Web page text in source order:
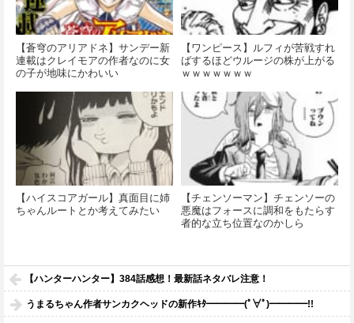
【蒼穹のアリアドネ】サンデー新
連載はクレイモアの作者なのに女
の子が地味にかわいい
【ワンピース】ルフィが苦戦すれ
ばするほどウルージの株が上がる
ｗｗｗｗｗｗｗ
【ハイスコアガール】真面目に姉
ちゃんルートとか考えてみたい
【チェンソーマン】チェンソーの
悪魔はフォースに調和をもたらす
者的な立ち位置なのかしら
【ハンターハンター】384話感想！最新話ネタバレ注意！
うまるちゃん作者サンカクヘッドの新作ｷﾀ━━━━(ﾟ∀ﾟ)━━━━!!